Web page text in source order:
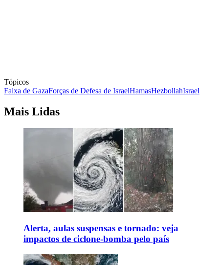
Tópicos
Faixa de GazaForças de Defesa de IsraelHamasHezbollahIsrael
Mais Lidas
Alerta, aulas suspensas e tornado: veja
impactos de ciclone-bomba pelo país